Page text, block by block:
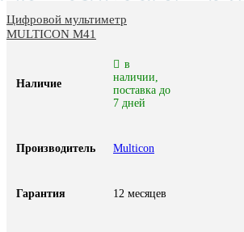
Цифровой мультиметр
MULTICON M41
Наличие
в
наличии,
поставка до
7 дней
Производитель Multicon
Гарантия 12 месяцев